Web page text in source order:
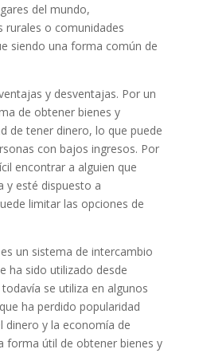
del mundo,
rurales o comunidades
siendo una forma común de
y desventajas. Por un
de obtener bienes y
de tener dinero, lo que puede
con bajos ingresos. Por
encontrar a alguien que
y esté dispuesto a
limitar las opciones de
un sistema de intercambio
ha sido utilizado desde
se utiliza en algunos
ha perdido popularidad
dinero y la economía de
forma útil de obtener bienes y